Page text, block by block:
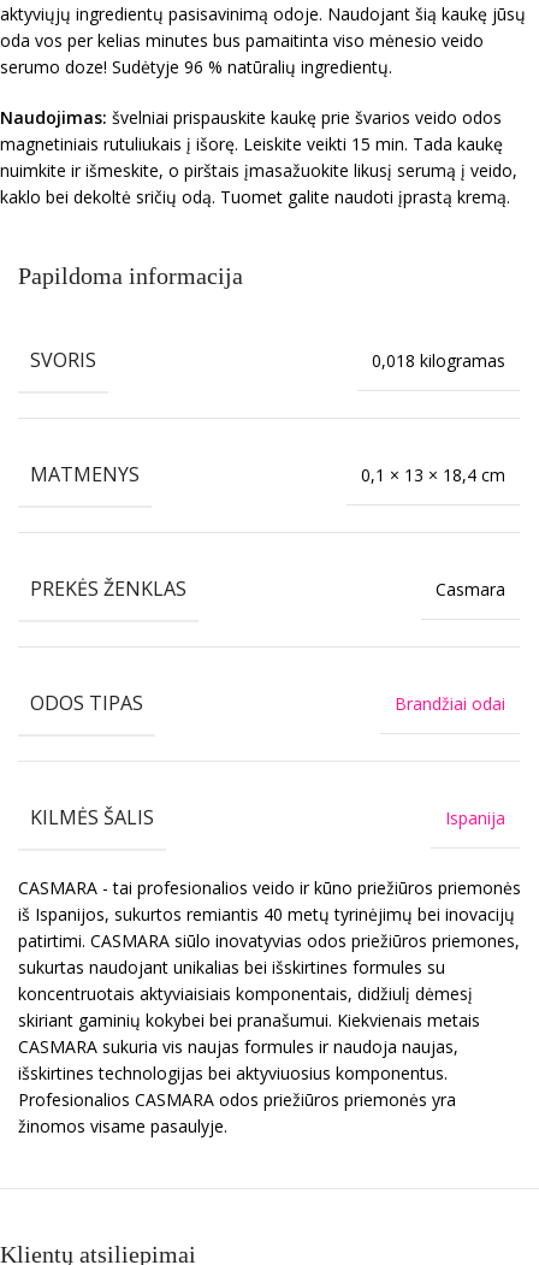
aktyviųjų ingredientų pasisavinimą odoje. Naudojant šią kaukę jūsų
oda vos per kelias minutes bus pamaitinta viso mėnesio veido
serumo doze! Sudėtyje 96 % natūralių ingredientų.
Naudojimas: švelniai prispauskite kaukę prie švarios veido odos
magnetiniais rutuliukais į išorę. Leiskite veikti 15 min. Tada kaukę
nuimkite ir išmeskite, o pirštais įmasažuokite likusį serumą į veido,
kaklo bei dekoltė sričių odą. Tuomet galite naudoti įprastą kremą.
Papildoma informacija
SVORIS 0,018 kilogramas
MATMENYS 0,1 × 13 × 18,4 cm
PREKĖS ŽENKLAS Casmara
ODOS TIPAS Brandžiai odai
KILMĖS ŠALIS Ispanija
CASMARA - tai profesionalios veido ir kūno priežiūros priemonės
iš Ispanijos, sukurtos remiantis 40 metų tyrinėjimų bei inovacijų
patirtimi. CASMARA siūlo inovatyvias odos priežiūros priemones,
sukurtas naudojant unikalias bei išskirtines formules su
koncentruotais aktyviaisiais komponentais, didžiulį dėmesį
skiriant gaminių kokybei bei pranašumui. Kiekvienais metais
CASMARA sukuria vis naujas formules ir naudoja naujas,
išskirtines technologijas bei aktyviuosius komponentus.
Profesionalios CASMARA odos priežiūros priemonės yra
žinomos visame pasaulyje.
Klientų atsiliepimai